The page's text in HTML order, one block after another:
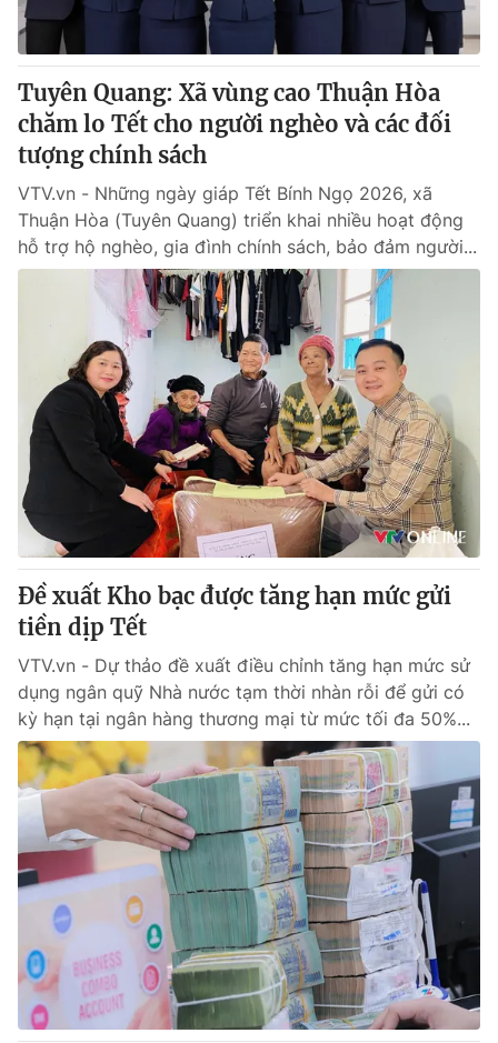
Tư vấn
Chuyên mục khác
Emagazine Podcast
Photo
Video Shorts video
VTV Money VTV Thể thao
VTV Sức khoẻ Bất động sản
Thị trường 24h Tấm lòng Việt
VTV4 Vươn mình bằng AI
VTV9 VTV8
Liên hệ tòa soạn English
THỜI BÁO VTV
Theo dõi báo trên
Cơ quan chủ quản:Đài Truyền hình Việt Nam
Cơ quan báo chí:
Thời báo VTV
Giấy phép hoạt động báo in và báo điện tử số 483/GP-BTTTT
cấp ngày 29/12/2023
Tổng Biên tập:
Vũ Thanh Thủy
Phó Tổng Biên tập:
Nguyễn Thị Mỹ Hạnh, Phạm Quốc Thắng,
Nguyễn Trọng Ninh
Tuyên Quang: Xã vùng cao Thuận Hòa
chăm lo Tết cho người nghèo và các đối
tượng chính sách
VTV.vn - Những ngày giáp Tết Bính Ngọ 2026, xã
Thuận Hòa (Tuyên Quang) triển khai nhiều hoạt động
hỗ trợ hộ nghèo, gia đình chính sách, bảo đảm người...
Đề xuất Kho bạc được tăng hạn mức gửi
tiền dịp Tết
VTV.vn - Dự thảo đề xuất điều chỉnh tăng hạn mức sử
dụng ngân quỹ Nhà nước tạm thời nhàn rỗi để gửi có
kỳ hạn tại ngân hàng thương mại từ mức tối đa 50%...